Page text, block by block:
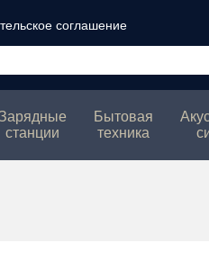
соглашение
Зарядные
станции
Бытовая
техника